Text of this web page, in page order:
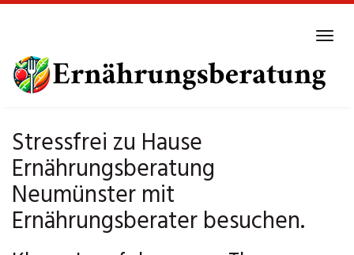
main
content
Stressfrei zu Hause
Ernährungsberatung
Neumünster mit
Ernährungsberater besuchen.